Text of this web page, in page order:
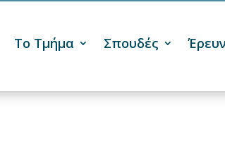
Το Τμήμα Σπουδές